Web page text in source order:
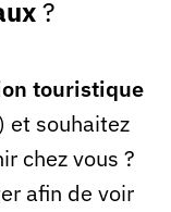
?
touristique
et souhaitez
chez vous ?
afin de voir